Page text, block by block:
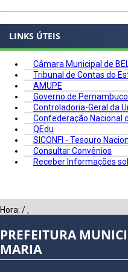
LINKS ÚTEIS
Câmara Municipal de
Tribunal de Contas do
AMUPE
Governo de Pernambuco
Controladoria-Geral da
Confederação Nacional
QEdu
SICONFI - Tesouro
Consultar Convênios
Receber Informações
Hora: /,
PREFEITURA
MARIA